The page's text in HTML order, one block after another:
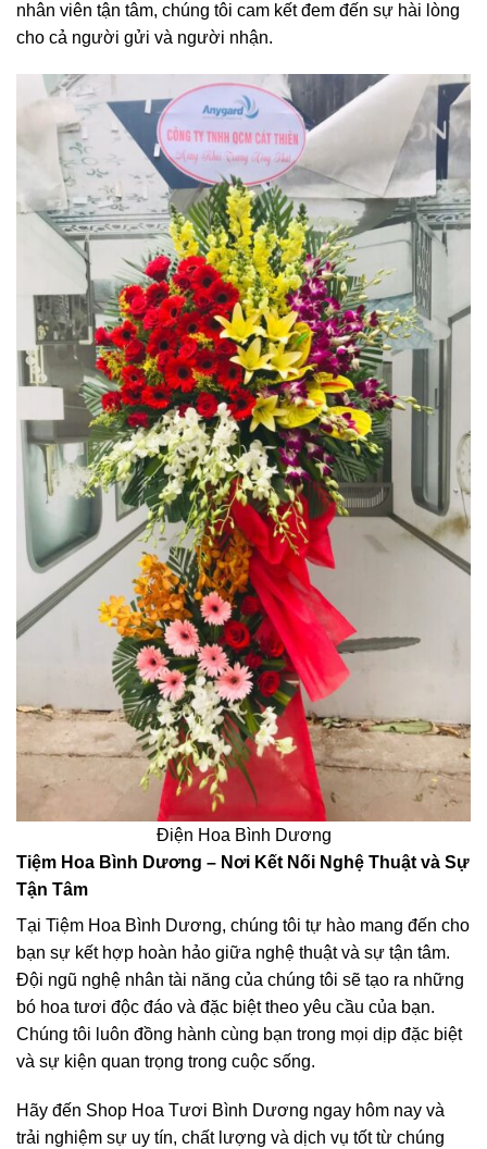
nhân viên tận tâm, chúng tôi cam kết đem đến sự hài lòng
cho cả người gửi và người nhận.
Điện Hoa Bình Dương
Tiệm Hoa Bình Dương – Nơi Kết Nối Nghệ Thuật và Sự
Tận Tâm
Tại Tiệm Hoa Bình Dương, chúng tôi tự hào mang đến cho
bạn sự kết hợp hoàn hảo giữa nghệ thuật và sự tận tâm.
Đội ngũ nghệ nhân tài năng của chúng tôi sẽ tạo ra những
bó hoa tươi độc đáo và đặc biệt theo yêu cầu của bạn.
Chúng tôi luôn đồng hành cùng bạn trong mọi dịp đặc biệt
và sự kiện quan trọng trong cuộc sống.
Hãy đến Shop Hoa Tươi Bình Dương ngay hôm nay và
trải nghiệm sự uy tín, chất lượng và dịch vụ tốt từ chúng